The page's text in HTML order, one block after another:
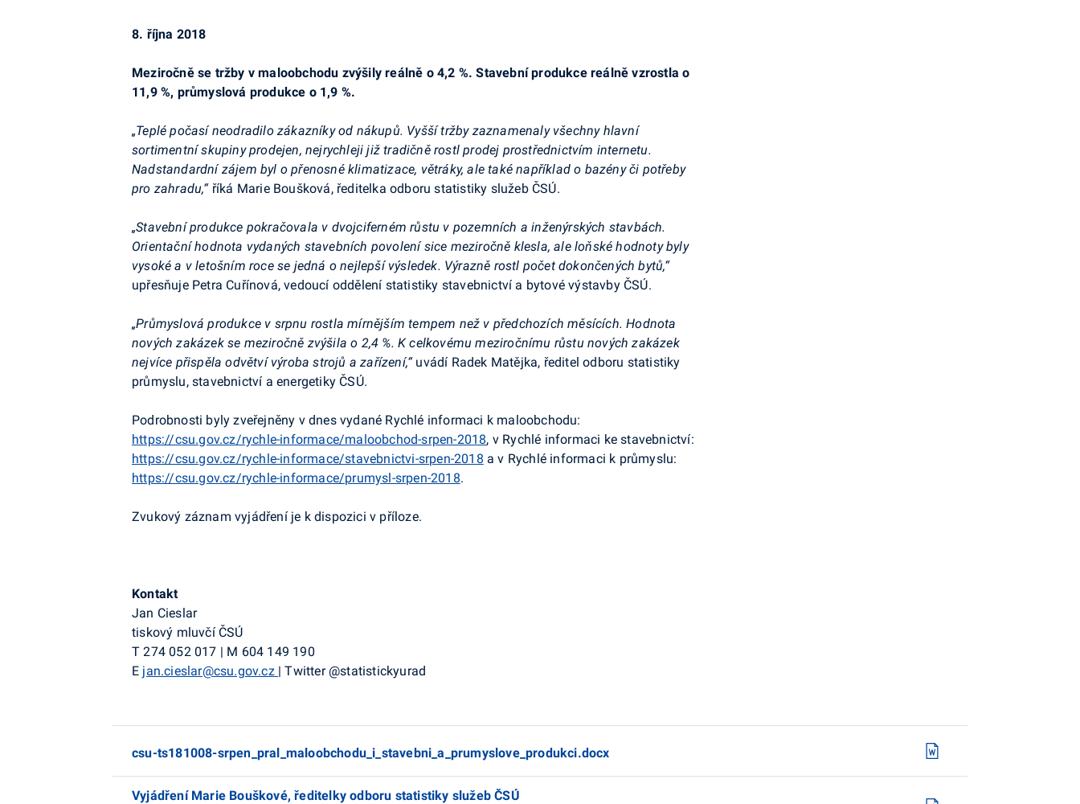
8. října 2018
Meziročně se tržby v maloobchodu zvýšily reálně o 4,2 %. Stavební produkce reálně vzrostla o
11,9 %, průmyslová produkce o 1,9 %.
„Teplé počasí neodradilo zákazníky od nákupů. Vyšší tržby zaznamenaly všechny hlavní
sortimentní skupiny prodejen, nejrychleji již tradičně rostl prodej prostřednictvím internetu.
Nadstandardní zájem byl o přenosné klimatizace, větráky, ale také například o bazény či potřeby
pro zahradu,“říká Marie Boušková, ředitelka odboru statistiky služeb ČSÚ.
„Stavební produkce pokračovala v dvojciferném růstu v pozemních a inženýrských stavbách.
Orientační hodnota vydaných stavebních povolení sice meziročně klesla, ale loňské hodnoty byly
vysoké a v letošním roce se jedná o nejlepší výsledek. Výrazně rostl počet dokončených bytů,“
upřesňuje Petra Cuřínová, vedoucí oddělení statistiky stavebnictví a bytové výstavby ČSÚ.
„Průmyslová produkce v srpnu rostla mírnějším tempem než v předchozích měsících. Hodnota
nových zakázek se meziročně zvýšila o 2,4 %. K celkovému meziročnímu růstu nových zakázek
nejvíce přispěla odvětví výroba strojů a zařízení,“uvádí Radek Matějka, ředitel odboru statistiky
průmyslu, stavebnictví a energetiky ČSÚ.
Podrobnosti byly zveřejněny v dnes vydané Rychlé informaci k maloobchodu:
https://csu.gov.cz/rychle-informace/maloobchod-srpen-2018, v Rychlé informaci ke stavebnictví:
https://csu.gov.cz/rychle-informace/stavebnictvi-srpen-2018 a v Rychlé informaci k průmyslu:
https://csu.gov.cz/rychle-informace/prumysl-srpen-2018.
Zvukový záznam vyjádření je k dispozici v příloze.
Kontakt
Jan Cieslar
tiskový mluvčí ČSÚ
T 274 052 017 | M 604 149 190
E jan.cieslar@csu.gov.cz | Twitter@statistickyurad
csu-ts181008-srpen_pral_maloobchodu_i_stavebni_a_prumyslove_produkci.docx
Vyjádření Marie Bouškové, ředitelky odboru statistiky služeb ČSÚ